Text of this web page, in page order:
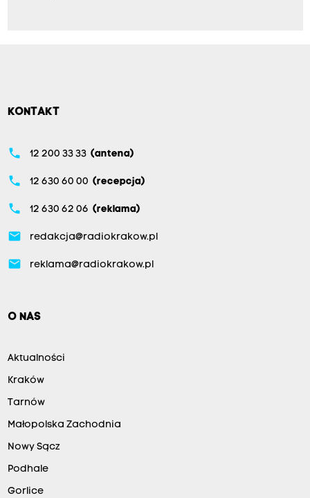
KONTAKT
phone 12 200 33 33 (antena)
phone 12 630 60 00 (recepcja)
phone 12 630 62 06 (reklama)
email redakcja@radiokrakow.pl
email reklama@radiokrakow.pl
O NAS
Aktualności
Kraków
Tarnów
Małopolska Zachodnia
Nowy Sącz
Podhale
Gorlice